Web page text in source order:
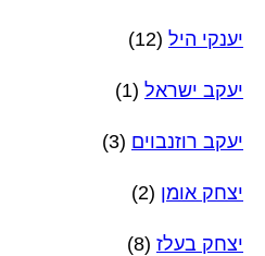
יענקי היל (12)
יעקב ישראל (1)
יעקב רוזנבוים (3)
יצחק אומן (2)
יצחק בעלז (8)